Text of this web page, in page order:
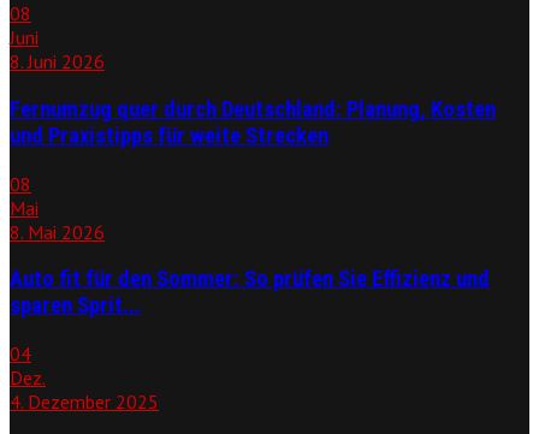
08
Juni
8. Juni 2026
Fernumzug quer durch Deutschland: Planung, Kosten
und Praxistipps für weite Strecken
08
Mai
8. Mai 2026
Auto fit für den Sommer: So prüfen Sie Effizienz und
sparen Sprit...
04
Dez.
4. Dezember 2025